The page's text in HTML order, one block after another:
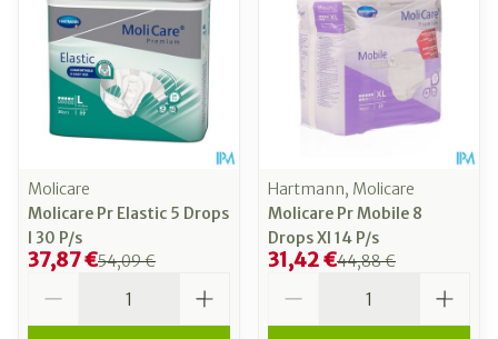
Molicare
Molicare Pr Elastic 5 Drops
l 30 P/s
54,09 €
37,87 €
Hartmann, Molicare
Molicare Pr Mobile 8
Drops Xl 14 P/s
44,88 €
31,42 €